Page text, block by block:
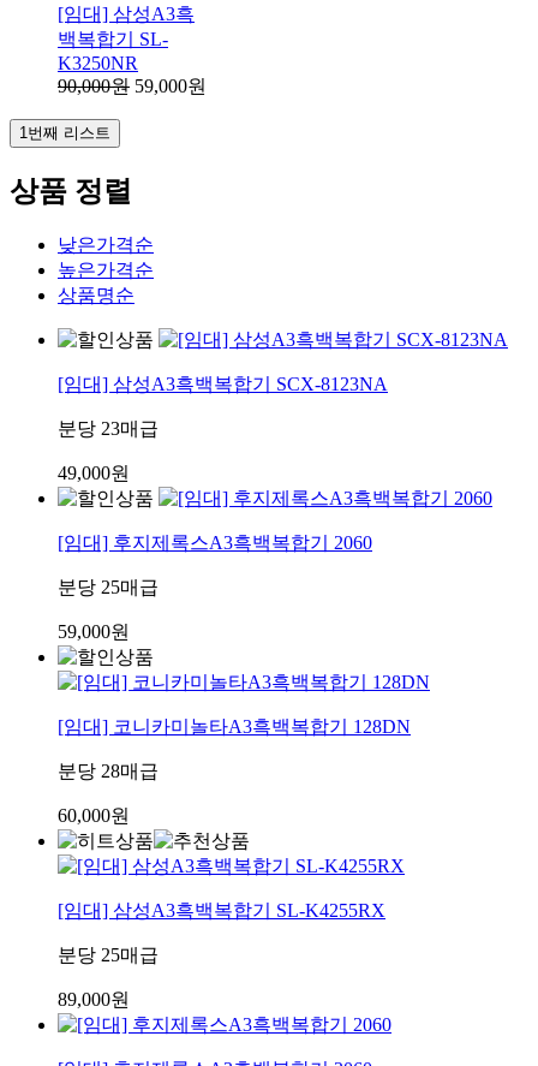
[임대] 삼성A3흑
백복합기 SL-
K3250NR
90,000원 59,000원
1번째 리스트
상품 정렬
낮은가격순
높은가격순
상품명순
[임대] 삼성A3흑백복합기 SCX-8123NA
분당 23매급
49,000원
[임대] 후지제록스A3흑백복합기 2060
분당 25매급
59,000원
[임대] 코니카미놀타A3흑백복합기 128DN
분당 28매급
60,000원
[임대] 삼성A3흑백복합기 SL-K4255RX
분당 25매급
89,000원